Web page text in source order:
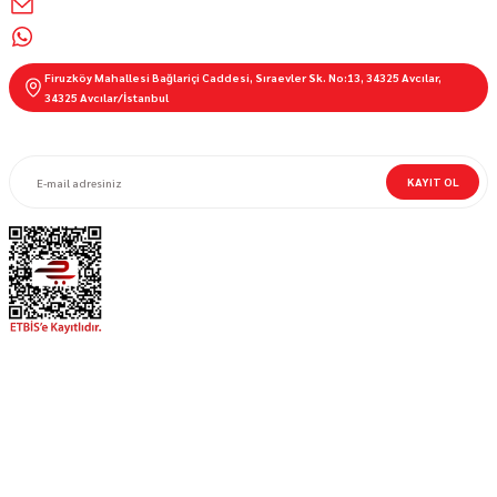
Firuzköy Mahallesi Bağlariçi Caddesi, Sıraevler Sk. No:13, 34325 Avcılar,
34325 Avcılar/İstanbul
KAYIT OL